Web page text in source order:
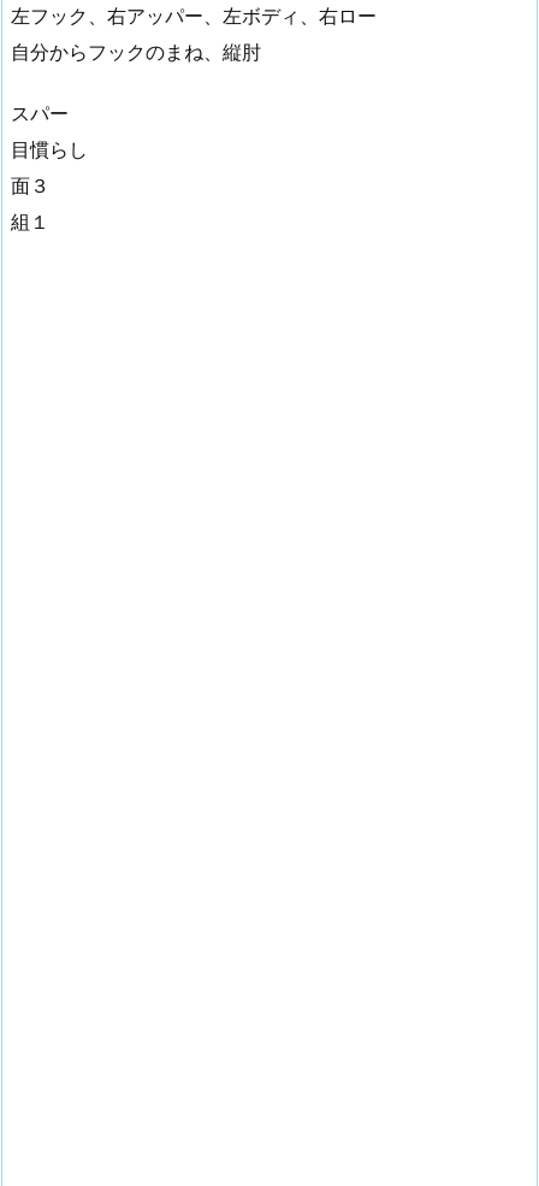
左フック、右アッパー、左ボディ、右ロー
自分からフックのまね、縦肘
スパー
目慣らし
面３
組１